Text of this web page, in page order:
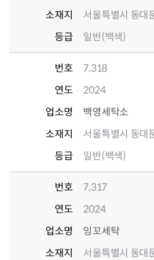
소재지
서울특별시 동대
등급
일반(백색)
번호
7,318
연도
2024
업소명
백영세탁소
소재지
서울특별시 동대
등급
일반(백색)
번호
7,317
연도
2024
업소명
잉꼬세탁
소재지
서울특별시 동대